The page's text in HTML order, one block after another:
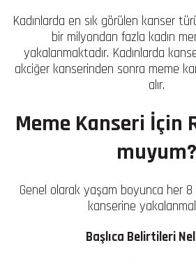
Kadınlarda en sık görülen kanser
bir milyondan fazla kadın
yakalanmaktadır. Kadınlarda
akciğer kanserinden sonra meme
alır.
Meme Kanseri İçin
muyum?
Genel olarak yaşam boyunca her 8
kanserine
Başlıca Belirtileri